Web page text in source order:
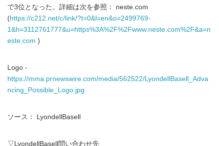
で3位となった。詳細は次を参照： neste.com
(https://c212.net/c/link/?t=0&l=en&o=2499769-
1&h=3112761777&u=https%3A%2F%2Fwww.neste.com%2F&a=n
este.com )
Logo -
https://mma.prnewswire.com/media/562522/LyondellBasell_Adva
ncing_Possible_Logo.jpg
ソース： LyondellBasell
▽LyondellBasell問い合わせ先